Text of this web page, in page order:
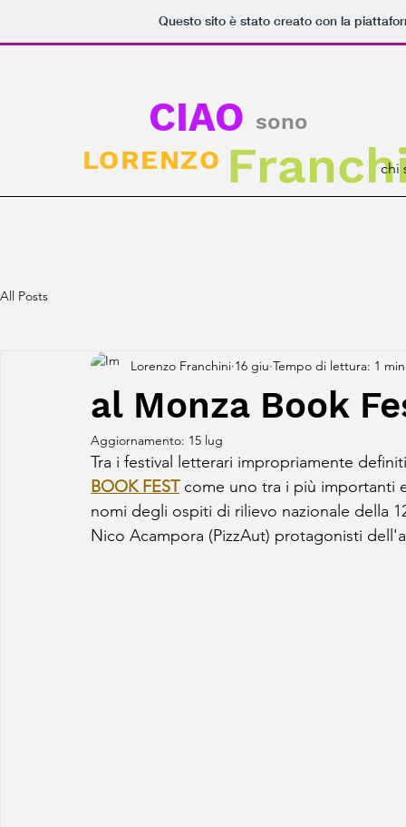
Questo sito è stato creato con la
sono
CIAO
LORENZO chi
All Posts
al Monza Book
Lorenzo Franchini 16 giu Tempo di lettura: 1 min
Aggiornamento: 15 lug
Tra i festival letterari impropriamente
BOOK FEST come uno tra i più importanti
nomi degli ospiti di rilievo nazionale della
Nico Acampora (PizzAut) protagonisti